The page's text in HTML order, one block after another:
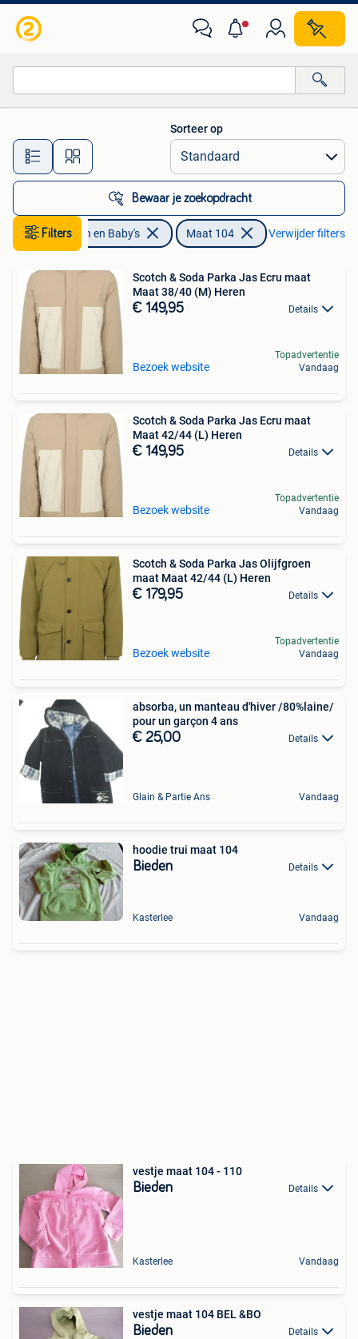
Alle afstanden…
Sorteer op
Bewaar je zoekopdracht
Filters
Kinderen en Baby's Maat 104 Verwijder filters
Scotch & Soda Parka Jas Ecru maat
Maat 38/40 (M) Heren
€ 149,95 Details
Bezoek website
Topadvertentie
Vandaag
Scotch & Soda Parka Jas Ecru maat
Maat 42/44 (L) Heren
€ 149,95 Details
Bezoek website
Topadvertentie
Vandaag
Scotch & Soda Parka Jas Olijfgroen
maat Maat 42/44 (L) Heren
€ 179,95 Details
Bezoek website
Topadvertentie
Vandaag
absorba, un manteau d'hiver /80%laine/
pour un garçon 4 ans
€ 25,00 Details
Glain & Partie Ans Vandaag
hoodie trui maat 104
Bieden Details
Kasterlee Vandaag
vestje maat 104 - 110
Bieden Details
Kasterlee Vandaag
vestje maat 104 BEL &BO
Bieden Details